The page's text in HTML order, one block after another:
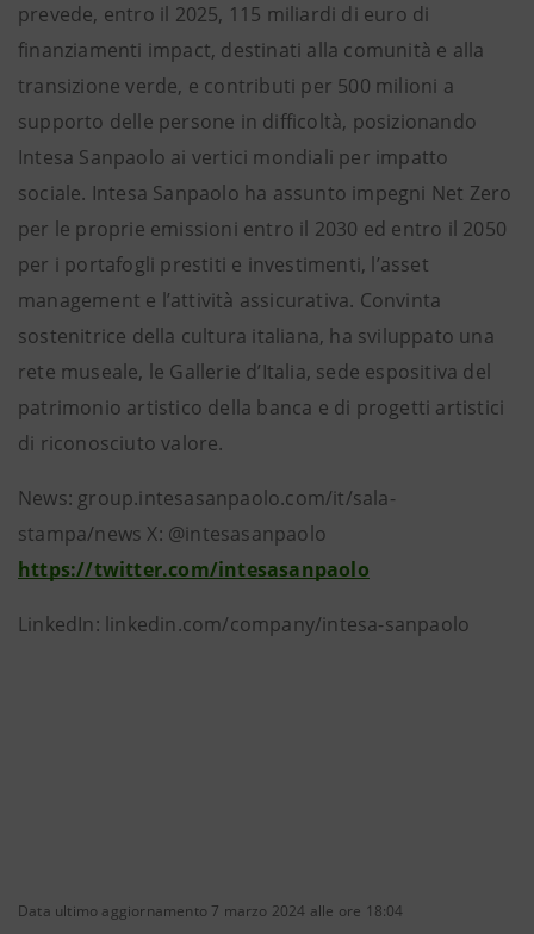
prevede, entro il 2025, 115 miliardi di euro di
finanziamenti impact, destinati alla comunità e alla
transizione verde, e contributi per 500 milioni a
supporto delle persone in difficoltà, posizionando
Intesa Sanpaolo ai vertici mondiali per impatto
sociale. Intesa Sanpaolo ha assunto impegni Net Zero
per le proprie emissioni entro il 2030 ed entro il 2050
per i portafogli prestiti e investimenti, l’asset
management e l’attività assicurativa. Convinta
sostenitrice della cultura italiana, ha sviluppato una
rete museale, le Gallerie d’Italia, sede espositiva del
patrimonio artistico della banca e di progetti artistici
di riconosciuto valore.
News: group.intesasanpaolo.com/it/sala-
stampa/news X: @intesasanpaolo
https://twitter.com/intesasanpaolo
LinkedIn: linkedin.com/company/intesa-sanpaolo
Data ultimo aggiornamento 7 marzo 2024 alle ore 18:04